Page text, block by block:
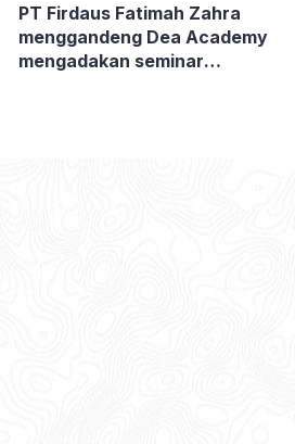
PT Firdaus Fatimah Zahra
menggandeng Dea Academy
mengadakan seminar